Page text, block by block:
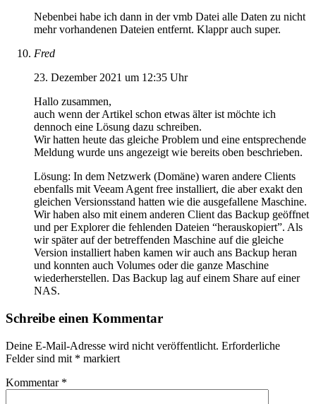
Nebenbei habe ich dann in der vmb Datei alle Daten zu nicht
mehr vorhandenen Dateien entfernt. Klappr auch super.
Fred
23. Dezember 2021 um 12:35 Uhr
Hallo zusammen,
auch wenn der Artikel schon etwas älter ist möchte ich
dennoch eine Lösung dazu schreiben.
Wir hatten heute das gleiche Problem und eine entsprechende
Meldung wurde uns angezeigt wie bereits oben beschrieben.
Lösung: In dem Netzwerk (Domäne) waren andere Clients
ebenfalls mit Veeam Agent free installiert, die aber exakt den
gleichen Versionsstand hatten wie die ausgefallene Maschine.
Wir haben also mit einem anderen Client das Backup geöffnet
und per Explorer die fehlenden Dateien “herauskopiert”. Als
wir später auf der betreffenden Maschine auf die gleiche
Version installiert haben kamen wir auch ans Backup heran
und konnten auch Volumes oder die ganze Maschine
wiederherstellen. Das Backup lag auf einem Share auf einer
NAS.
Schreibe einen Kommentar
Deine E-Mail-Adresse wird nicht veröffentlicht. Erforderliche
Felder sind mit * markiert
Kommentar *